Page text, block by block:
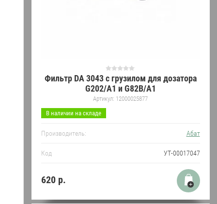
Фильтр DA 3043 с грузилом для дозатора
G202/A1 и G82B/A1
Артикул: 12000025877
В наличии на складе
Производитель: Абат
Код УТ-00017047
620р.